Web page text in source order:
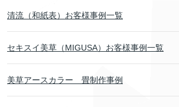
清流（和紙表）お客様事例一覧
セキスイ美草（MIGUSA）お客様事例一覧
美草アースカラー 畳制作事例